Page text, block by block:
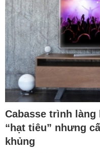
Cabasse trình làng
“hạt tiêu” nhưng
khủng